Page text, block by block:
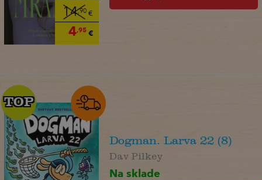
14,90€
4,95€
TOP
TOP
Dogman. Larva 22 (8)
Dav Pilkey
Na sklade